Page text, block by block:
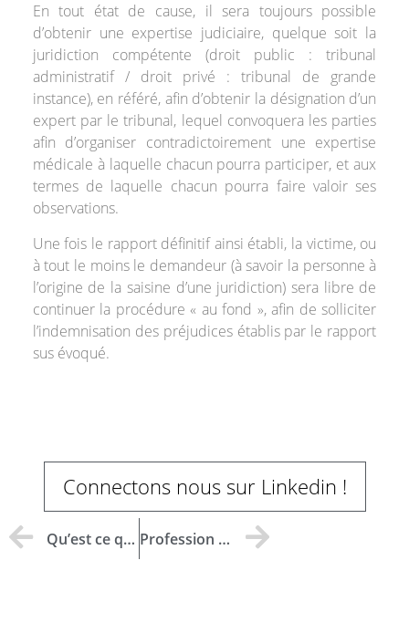
En tout état de cause, il sera toujours possible
d’obtenir une expertise judiciaire, quelque soit la
juridiction compétente (droit public : tribunal
administratif / droit privé : tribunal de grande
instance), en référé, afin d’obtenir la désignation d’un
expert par le tribunal, lequel convoquera les parties
afin d’organiser contradictoirement une expertise
médicale à laquelle chacun pourra participer, et aux
termes de laquelle chacun pourra faire valoir ses
observations.
Une fois le rapport définitif ainsi établi, la victime, ou
à tout le moins le demandeur (à savoir la personne à
l’origine de la saisine d’une juridiction) sera libre de
continuer la procédure « au fond », afin de solliciter
l’indemnisation des préjudices établis par le rapport
sus évoqué.
Connectons nous sur Linkedin !
Qu’est ce que le droit de la famille, des personnes et du patrimoine ? Profession de foi – Représentant Jeune Barreau